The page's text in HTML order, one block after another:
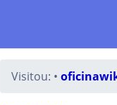
Visitou: •